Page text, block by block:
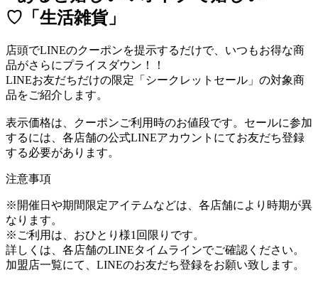
店頭でLINEのクーポンを提示するだけで、いつもお得な商
品がさらにプライスダウン！！
LINEお友だちだけの限定「シークレットセール」の対象商
品をご紹介します。
表示価格は、クーポンご利用時のお値段です。セールに参加
するには、各店舗の公式LINEアカウントにてお友だち登録
する必要があります。
注意事項
※開催日や期間限定アイテムなどは、各店舗により時期が異
なります。
※ご利用は、おひとり様1回限りです。
詳しくは、各店舗のLINEタイムラインでご確認ください。
加盟店一覧にて、LINEのお友だち登録をお願い致します。